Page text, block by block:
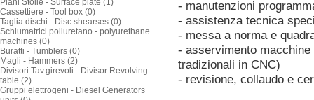
Piani Stolle - Surface plate (1)
Cassettiere - Tool box (0)
Taglia dischi - Disc shearses (0)
Schiumatrici poliuretano - polyurethane
machines (0)
Buratti - Tumblers (0)
Magli - Hammers (2)
Divisori Tav.girevoli - Divisor Revolving
table (2)
Gruppi elettrogeni - Diesel Generators
- manutenzioni
- assistenza tecnica
- messa a norma e
- asservimento
tradizionali in CNC)
- revisione, collaudo e